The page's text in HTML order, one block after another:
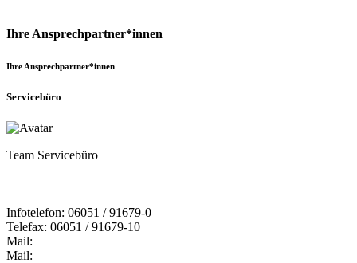
Ihre Ansprechpartner*innen
Ihre Ansprechpartner*innen
Servicebüro
Team Servicebüro
Infotelefon: 06051 / 91679-0
Telefax: 06051 / 91679-10
Mail:
Mail: